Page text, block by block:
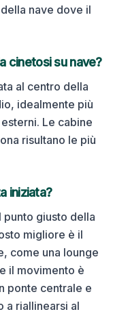
nave dove il
cinetosi su nave?
al centro della
idealmente più
Le cabine
risultano le più
iniziata?
punto giusto della
migliore è il
come una lounge
il movimento è
ponte centrale e
a riallinearsi al